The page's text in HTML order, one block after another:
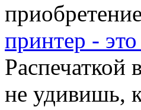
принтер -
Распечаткой
не удивишь,